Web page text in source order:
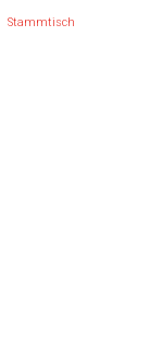
Stammtisch